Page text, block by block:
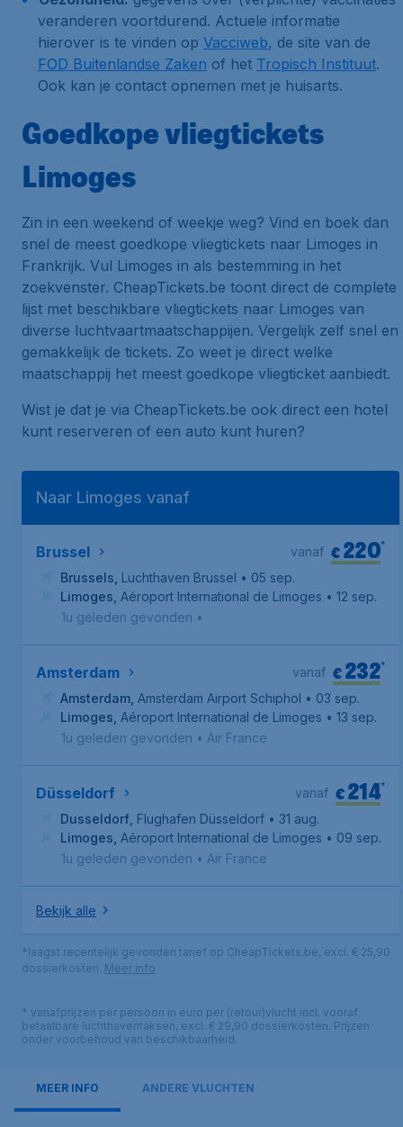
veranderen voortdurend. Actuele informatie
hierover is te vinden op Vacciweb, de site van de
FOD Buitenlandse Zaken of het Tropisch Instituut.
Ook kan je contact opnemen met je huisarts.
Goedkope vliegtickets
Limoges
Zin in een weekend of weekje weg? Vind en boek dan
snel de meest goedkope vliegtickets naar Limoges in
Frankrijk. Vul Limoges in als bestemming in het
zoekvenster. CheapTickets.be toont direct de complete
lijst met beschikbare vliegtickets naar Limoges van
diverse luchtvaartmaatschappijen. Vergelijk zelf snel en
gemakkelijk de tickets. Zo weet je direct welke
maatschappij het meest goedkope vliegticket aanbiedt.
Wist je dat je via CheapTickets.be ook direct een hotel
kunt reserveren of een auto kunt huren?
Naar Limoges vanaf
Brussel €220*
vanaf
Brussels Luchthaven Brussel • 05 sep.
Limoges Aéroport International de Limoges • 12 sep.
1u geleden gevonden •
Amsterdam €232*
vanaf
Amsterdam Amsterdam Airport Schiphol • 03 sep.
Limoges Aéroport International de Limoges • 13 sep.
1u geleden gevonden • Air France
Düsseldorf €214*
vanaf
Dusseldorf Flughafen Düsseldorf • 31 aug.
Limoges Aéroport International de Limoges • 09 sep.
1u geleden gevonden • Air France
Bekijk alle
*laagst recentelijk gevonden tarief op CheapTickets.be, excl. € 25,90
dossierkosten. Meer info
* vanafprijzen per persoon in euro per (retour)vlucht incl. vooraf
betaalbare luchthaventaksen, excl. € 29,90 dossierkosten. Prijzen
onder voorbehoud van beschikbaarheid.
MEER INFO ANDERE VLUCHTEN